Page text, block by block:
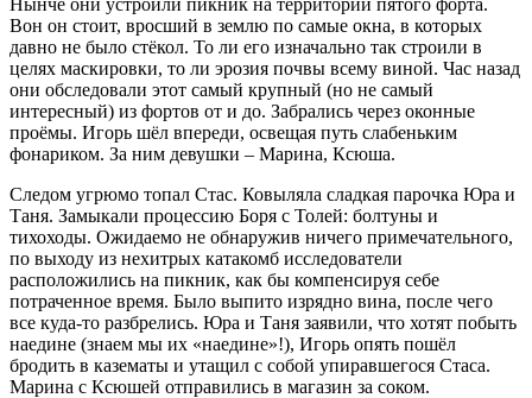
Вон он стоит, вросший в землю по самые окна, в которых
давно не было стёкол. То ли его изначально так строили в
целях маскировки, то ли эрозия почвы всему виной. Час назад
они обследовали этот самый крупный (но не самый
интересный) из фортов от и до. Забрались через оконные
проёмы. Игорь шёл впереди, освещая путь слабеньким
фонариком. За ним девушки – Марина, Ксюша.
Следом угрюмо топал Стас. Ковыляла сладкая парочка Юра и
Таня. Замыкали процессию Боря с Толей: болтуны и
тихоходы. Ожидаемо не обнаружив ничего примечательного,
по выходу из нехитрых катакомб исследователи
расположились на пикник, как бы компенсируя себе
потраченное время. Было выпито изрядно вина, после чего
все куда-то разбрелись. Юра и Таня заявили, что хотят побыть
наедине (знаем мы их «наедине»!), Игорь опять пошёл
бродить в казематы и утащил с собой упиравшегося Стаса.
Марина с Ксюшей отправились в магазин за соком.